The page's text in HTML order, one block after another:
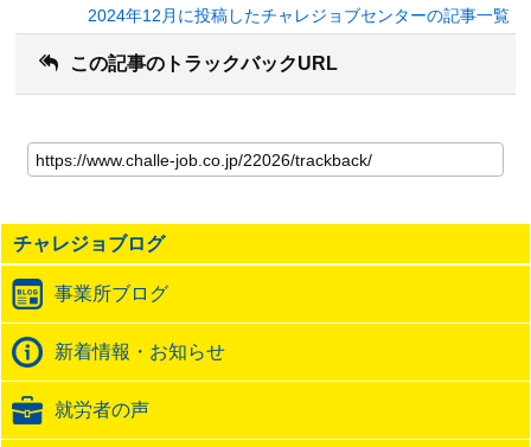
2024年12月に投稿したチャレジョブセンターの記事一覧
この記事のトラックバックURL
の
記
の
ト
ッ
ク
バ
ッ
URL
チャレジョブログ
事業所ブログ
新着情報・お知らせ
就労者の声